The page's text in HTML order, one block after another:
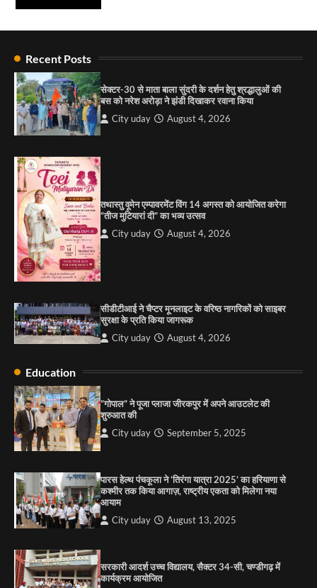
4
4
1
2
पारस हेल्थ पंचकूला ने ‘तिरंगा यात्रा 2025’ का हरियाणा से
कश्मीर तक किया आगाज़, राष्ट्रीय एकता को मिलेगा नया
आयाम
3
City uday August 6, 2025
की कसम: देवशाली
City uday
Recent Posts
सेक्टर-30 से माता बाला सुंदरी के दर्शन हेतु श्रद्धालुओं की
बस को नरेश अरोड़ा ने झंडी दिखाकर रवाना किया
City uday August 4, 2026
तथास्तु वूमेन एम्पावरमेंट विंग 14 अगस्त को आयोजित करेगा
“तीज मुटियारां दी” का भव्य उत्सव
City uday August 4, 2026
सीडीटीआई ने चैप्टर मूनलाइट के वरिष्ठ नागरिकों को साइबर
सुरक्षा के प्रति किया जागरूक
City uday August 4, 2026
Education
“गोपाल” ने पूजा प्लाजा जीरकपुर में अपने आउटलेट की
शुरुआत की
City uday September 5, 2025
पारस हेल्थ पंचकूला ने ‘तिरंगा यात्रा 2025’ का हरियाणा से
कश्मीर तक किया आगाज़, राष्ट्रीय एकता को मिलेगा नया
आयाम
City uday August 13, 2025
सरकारी आदर्श उच्च विद्यालय, सैक्टर 34-सी, चण्डीगढ़ में
कार्यक्रम आयोजित